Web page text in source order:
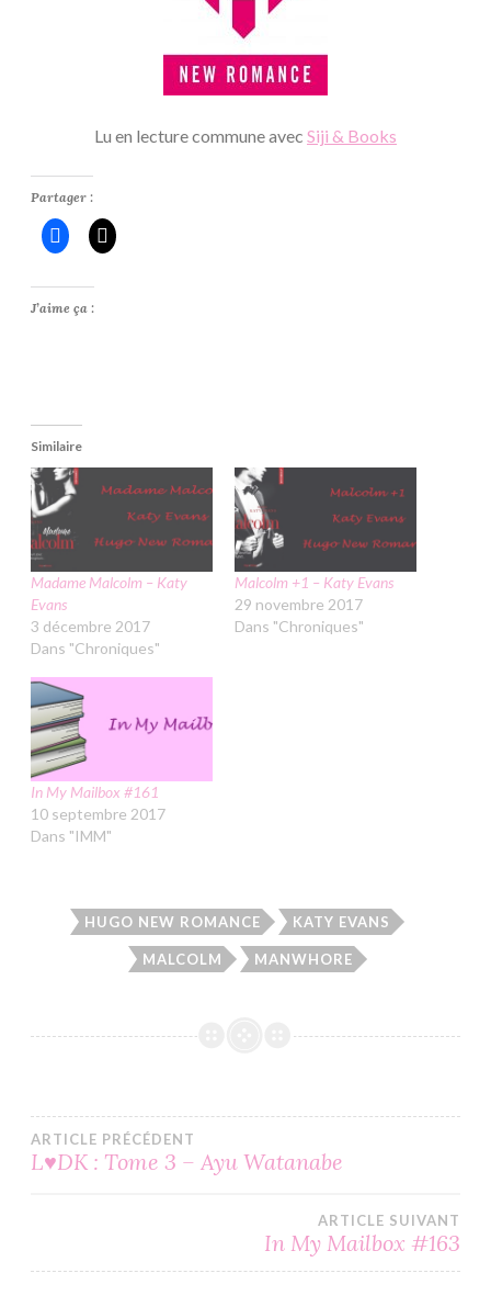
Lu en lecture commune avec Siji & Books
Partager :
J’aime ça :
Similaire
Madame Malcolm – Katy
Evans
3 décembre 2017
Dans "Chroniques"
Malcolm +1 – Katy Evans
29 novembre 2017
Dans "Chroniques"
In My Mailbox #161
10 septembre 2017
Dans "IMM"
HUGO NEW ROMANCE KATY EVANS
MALCOLM MANWHORE
Navigation
ARTICLE PRÉCÉDENT
L♥DK : Tome 3 – Ayu Watanabe
ARTICLE SUIVANT
In My Mailbox #163